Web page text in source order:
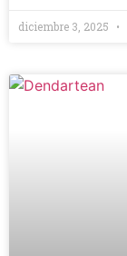
diciembre 3, 2025